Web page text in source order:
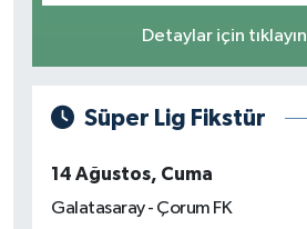
Detaylar için tıklayın
Süper Lig Fikstür
14 Ağustos, Cuma
Galatasaray - Çorum FK